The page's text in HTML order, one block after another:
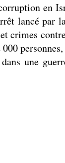
en
lancé par
crimes
une